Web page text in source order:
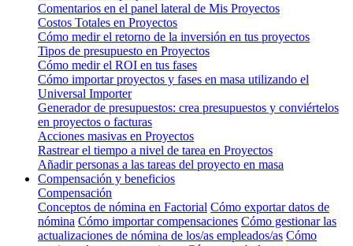
Comentarios en el panel lateral de Mis Proyectos
Costos Totales en Proyectos
Cómo medir el retorno de la inversión en tus proyectos
Tipos de presupuesto en Proyectos
Cómo medir el ROI en tus fases
Cómo importar proyectos y fases en masa utilizando el
Universal Importer
Generador de presupuestos: crea presupuestos y conviértelos
en proyectos o facturas
Acciones masivas en Proyectos
Rastrear el tiempo a nivel de tarea en Proyectos
Añadir personas a las tareas del proyecto en masa
Compensación y beneficios
Compensación
Conceptos de nómina en Factorial Cómo exportar datos de
nómina Cómo importar compensaciones Cómo gestionar las
actualizaciones de nómina de los/as empleados/as Cómo